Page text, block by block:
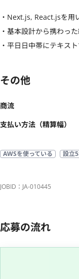
・Next.js, React.jsを用
・基本設計から携わっ
・平日日中帯にテキス
その他
商流
支払い方法（精算幅）
AWSを使っている 設立
JOBID：JA-010445
応募の流れ